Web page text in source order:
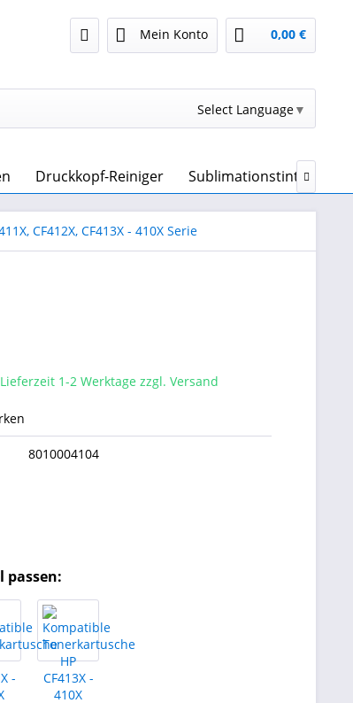
Mein Konto 0,00 €
Select Language▼
Druckkopf-Reiniger Sublimationstinte &

CF412X, CF413X - 410X Serie
1-2 Werktage zzgl. Versand
8010004104
passen: